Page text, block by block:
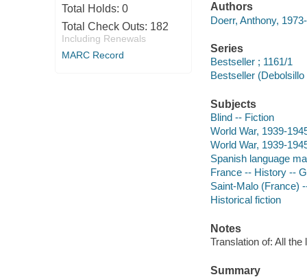
Total Holds: 0
Total Check Outs: 182
Including Renewals
MARC Record
Authors
Doerr, Anthony,
Series
Bestseller ; 1161/1
Bestseller
Subjects
Blind -- Fiction
World War, 1939-
World War, 1939-
Spanish language
France -- History --
Saint-Malo (France)
Historical fiction
Notes
Translation of: All
Summary